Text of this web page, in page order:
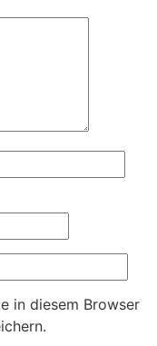
in diesem Browser